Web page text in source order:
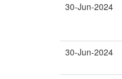
30-Jun-2024
30-Jun-2024